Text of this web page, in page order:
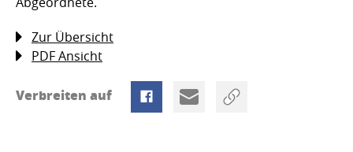
Zur Übersicht
PDF Ansicht
Verbreiten auf